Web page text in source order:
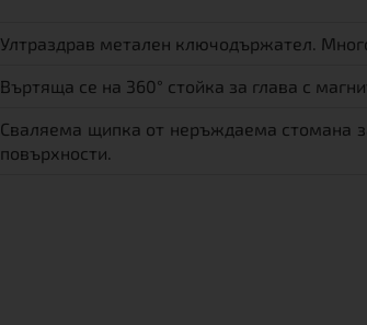
Ултраздрав метален ключодържател.
Въртяща се на 360° стойка за глава с
Сваляема щипка от неръждаема стомана
повърхности.